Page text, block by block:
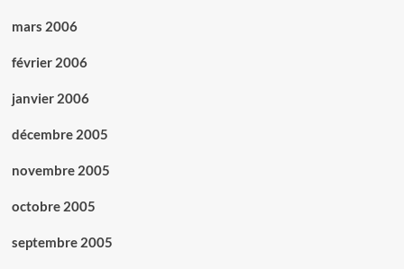
mars 2006
février 2006
janvier 2006
décembre 2005
novembre 2005
octobre 2005
septembre 2005